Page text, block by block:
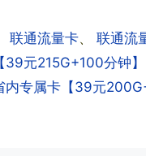
了，我怎么查套餐呢?
运营商的官方手机营
录绑定，登录后可以在
话费是否正常到账;
有合约期，每一个卡
的注销流程和注意事
联通流量卡、联通流
元215G+100分钟】
内专属卡【39元